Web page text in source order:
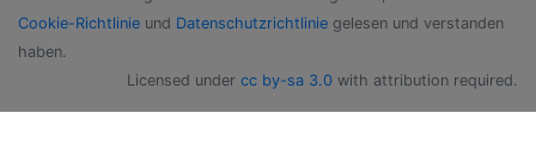
Cookie-Richtlinie und Datenschutzrichtlinie gelesen und verstanden
haben.
Licensed under cc by-sa 3.0 with attribution required.